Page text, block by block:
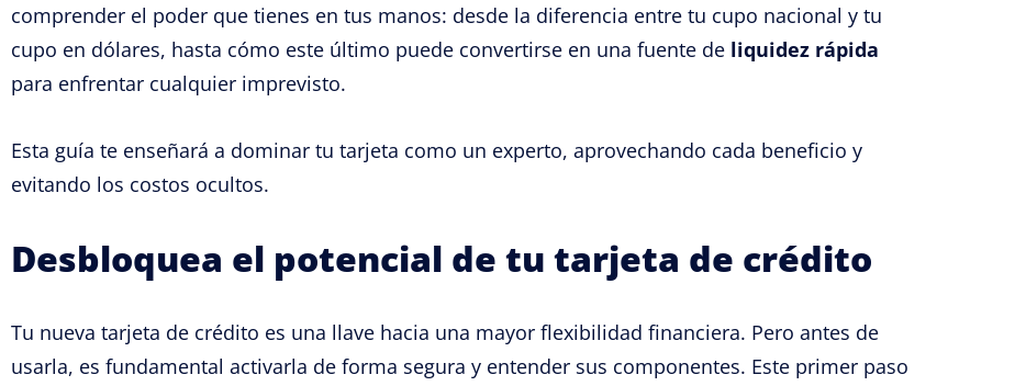
comprender el poder que tienes en tus manos: desde la diferencia entre tu cupo nacional y tu
cupo en dólares, hasta cómo este último puede convertirse en una fuente de liquidez rápida
para enfrentar cualquier imprevisto.
Esta guía te enseñará a dominar tu tarjeta como un experto, aprovechando cada beneficio y
evitando los costos ocultos.
Desbloquea el potencial de tu tarjeta de crédito
Tu nueva tarjeta de crédito es una llave hacia una mayor flexibilidad financiera. Pero antes de
usarla, es fundamental activarla de forma segura y entender sus componentes. Este primer paso